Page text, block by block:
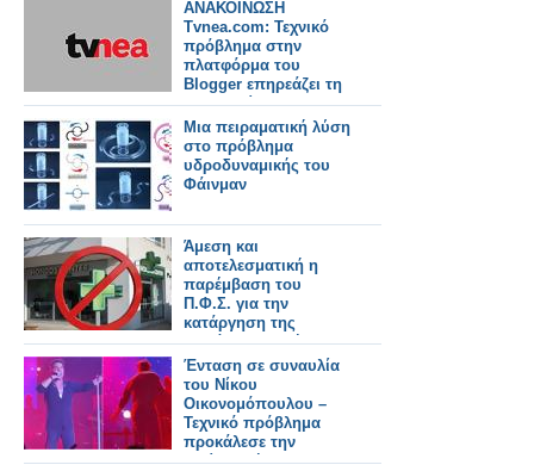
ΑΝΑΚΟΙΝΩΣΗ
Tvnea.com: Τεχνικό
πρόβλημα στην
πλατφόρμα του
Blogger επηρεάζει τη
λειτουργία της
ιστοσελίδας
Μια πειραματική λύση
στο πρόβλημα
υδροδυναμικής του
Φάινμαν
Άμεση και
αποτελεσματική η
παρέμβαση του
Π.Φ.Σ. για την
κατάργηση της
παράνομης χρήσης
του πράσινου
σταυρού από
καταστήματα
HONDOS CENTER
Ένταση σε συναυλία
του Νίκου
Οικονομόπουλου –
Τεχνικό πρόβλημα
προκάλεσε την
αντίδρασή του